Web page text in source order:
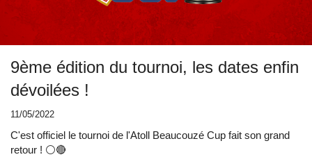
9ème édition du tournoi, les dates enfin
dévoilées !
11/05/2022
C'est officiel le tournoi de l'Atoll Beaucouzé Cup fait son grand
retour ! ⚪️🔴